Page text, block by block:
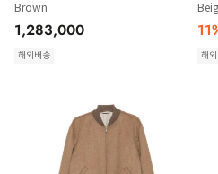
Brown
1,283,000
해외배송
11
해